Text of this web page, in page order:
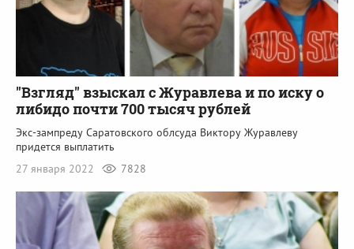
"Взгляд" взыскал с Журавлева и по иску о
либидо почти 700 тысяч рублей
Экс-зампреду Саратовского облсуда Виктору Журавлеву
придется выплатить
27 января 2022
7828